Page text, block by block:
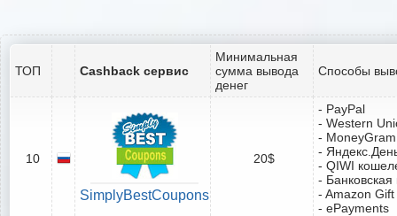
ТОП Cashback сервис
Минимальная
сумма вывода
денег
Способы
10
SimplyBestCoupons
20$
- PayPal
- Western
- MoneyGram
-
- QIWI
-
- Amazon
- ePayments